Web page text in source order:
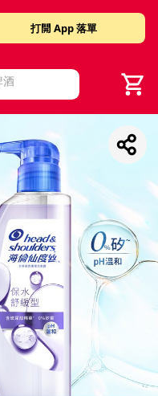
打開 App 落單